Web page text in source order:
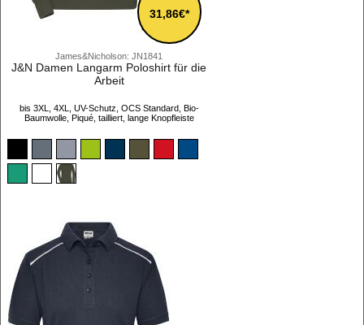
James&Nicholson: JN1841
31,86€*
J&N Damen Langarm Poloshirt für die
Arbeit
bis 3XL, 4XL, UV-Schutz, OCS Standard, Bio-
Baumwolle, Piqué, tailliert, lange Knopfleiste